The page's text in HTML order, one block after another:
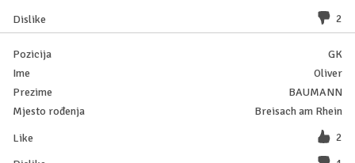
2
GK
Oliver
BAUMANN
Breisach am Rhein
2